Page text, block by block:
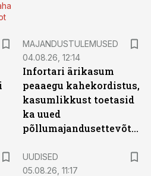
MAJANDUSTULEMUSED
04.08.26, 12:14
Infortari ärikasum
peaaegu kahekordistus,
kasumlikkust toetasid
ka uued
põllumajandusettevõtted
UUDISED
05.08.26, 11:17